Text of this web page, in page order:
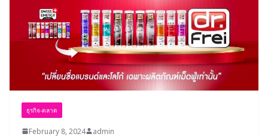
ธุรกิจ-ตลาด
February 8, 2024 admin